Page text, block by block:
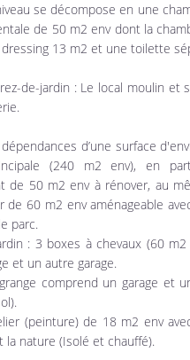
se décompose en une
de 50 m2 env dont la
13 m2 et une toilette
de-jardin : Le local moulin et
d’une surface
(240 m2 env), en
de 50 m2 env à rénover, au
de 60 m2 env aménageable
parc.
: 3 boxes à chevaux (60
et un autre garage.
comprend un garage et
(peinture) de 18 m2 env
la nature (Isolé et chauffé).